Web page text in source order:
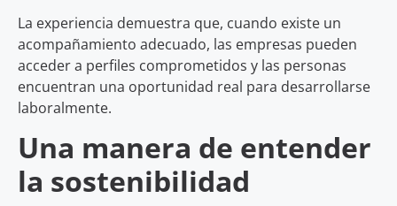
La experiencia demuestra que, cuando existe un
acompañamiento adecuado, las empresas pueden
acceder a perfiles comprometidos y las personas
encuentran una oportunidad real para desarrollarse
laboralmente.
Una manera de entender
la sostenibilidad